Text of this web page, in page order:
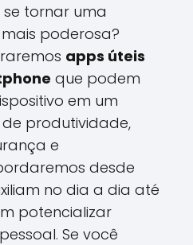
tornar uma
poderosa?
apps úteis
que podem
em um
produtividade,
e
desde
no dia a dia até
potencializar
Se você